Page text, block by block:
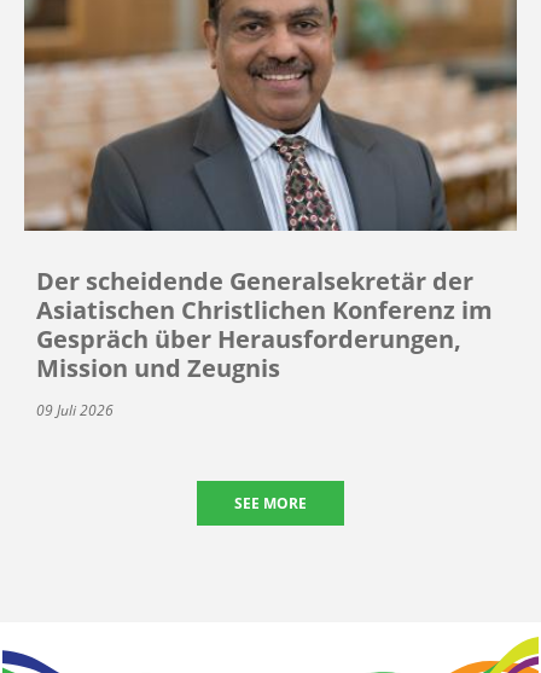
Der scheidende Generalsekretär der
Asiatischen Christlichen Konferenz im
Gespräch über Herausforderungen,
Mission und Zeugnis
09 Juli 2026
SEE MORE